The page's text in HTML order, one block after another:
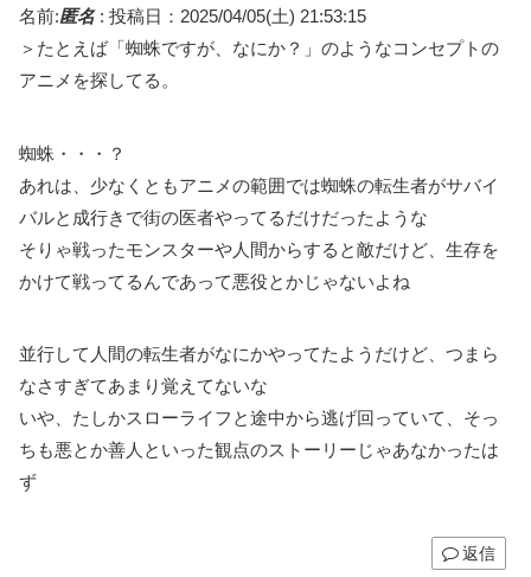
名前:匿名: 投稿日：2025/04/05(土) 21:53:15
＞たとえば「蜘蛛ですが、なにか？」のようなコンセプトの
アニメを探してる。
蜘蛛・・・？
あれは、少なくともアニメの範囲では蜘蛛の転生者がサバイ
バルと成行きで街の医者やってるだけだったような
そりゃ戦ったモンスターや人間からすると敵だけど、生存を
かけて戦ってるんであって悪役とかじゃないよね
並行して人間の転生者がなにかやってたようだけど、つまら
なさすぎてあまり覚えてないな
いや、たしかスローライフと途中から逃げ回っていて、そっ
ちも悪とか善人といった観点のストーリーじゃあなかったは
ず
返信